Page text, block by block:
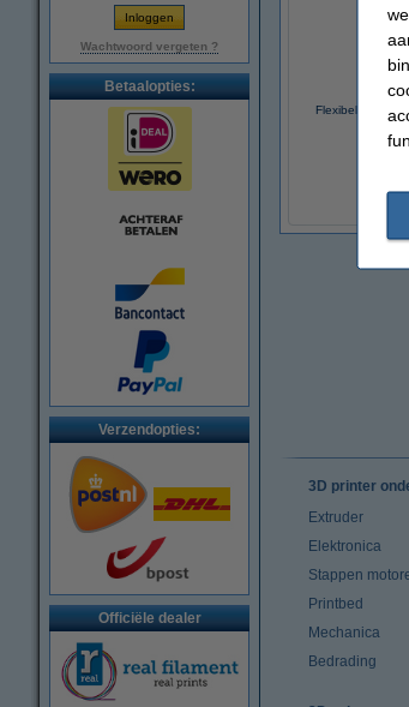
Wachtwoord vergeten ?
Betaalopties:
Verzendopties:
Officiële dealer
Flexibele motor
3D printer
Extruder
Elektronica
Stappen
Printbed
Mechanica
Bedrading